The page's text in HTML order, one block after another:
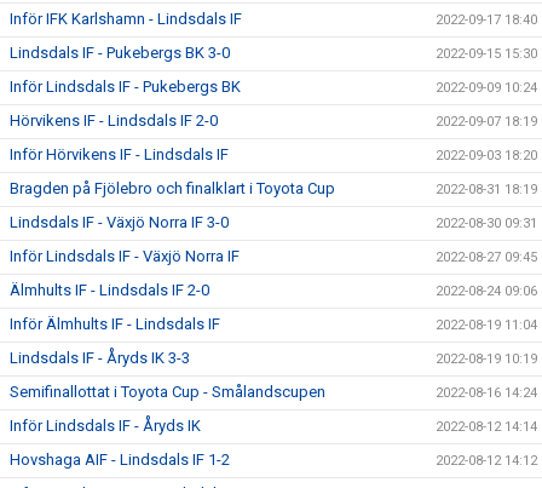
Inför IFK Karlshamn - Lindsdals IF 2022-09-17 18:40
Lindsdals IF - Pukebergs BK 3-0 2022-09-15 15:30
Inför Lindsdals IF - Pukebergs BK 2022-09-09 10:24
Hörvikens IF - Lindsdals IF 2-0 2022-09-07 18:19
Inför Hörvikens IF - Lindsdals IF 2022-09-03 18:20
Bragden på Fjölebro och finalklart i Toyota Cup 2022-08-31 18:19
Lindsdals IF - Växjö Norra IF 3-0 2022-08-30 09:31
Inför Lindsdals IF - Växjö Norra IF 2022-08-27 09:45
Älmhults IF - Lindsdals IF 2-0 2022-08-24 09:06
Inför Älmhults IF - Lindsdals IF 2022-08-19 11:04
Lindsdals IF - Åryds IK 3-3 2022-08-19 10:19
Semifinallottat i Toyota Cup - Smålandscupen 2022-08-16 14:24
Inför Lindsdals IF - Åryds IK 2022-08-12 14:14
Hovshaga AIF - Lindsdals IF 1-2 2022-08-12 14:12